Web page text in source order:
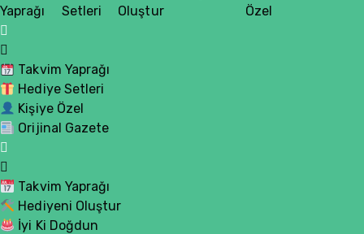
Yaprağı
Setleri
Oluştur
Özel
Takvim Yaprağı
Hediye Setleri
Kişiye Özel
Orijinal Gazete
Takvim Yaprağı
Hediyeni Oluştur
İyi Ki Doğdun